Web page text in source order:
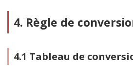
4. Règle de
4.1 Tableau de